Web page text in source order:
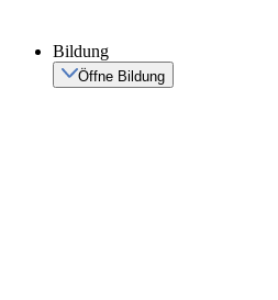
Bildung
Öffne Bildung